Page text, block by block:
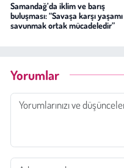
Samandağ’da iklim ve barış
buluşması: “Savaşa karşı yaşamı
savunmak ortak mücadeledir”
Yorumlar